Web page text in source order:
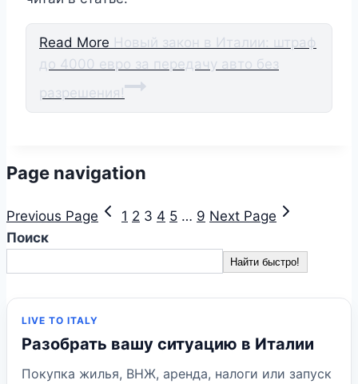
Read More Новый закон в Италии: штраф
до 4000 евро за передачу авто без
разрешения!
Page navigation
Previous Page 1 2 3 4 5 … 9 Next Page
Поиск
Найти быстро!
LIVE TO ITALY
Разобрать вашу ситуацию в Италии
Покупка жилья, ВНЖ, аренда, налоги или запуск